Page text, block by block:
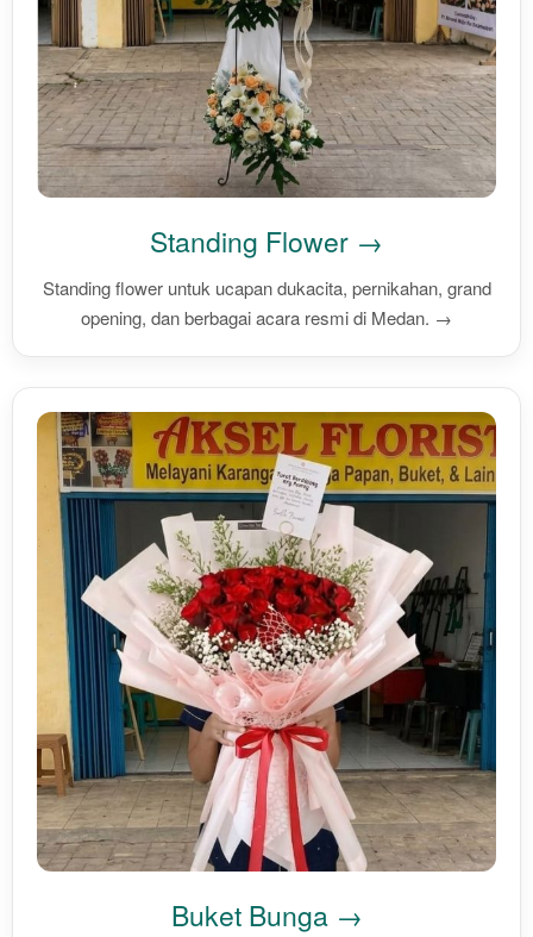
Standing Flower →
Standing flower untuk ucapan dukacita, pernikahan, grand
opening, dan berbagai acara resmi di Medan. →
Buket Bunga →